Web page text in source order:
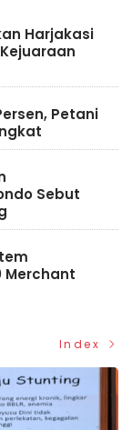
Harjakasi
Petani
Sebut
Merchant
Index